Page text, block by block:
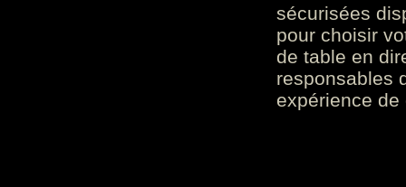
sécurisées
pour choisir
de table en
responsables
expérience